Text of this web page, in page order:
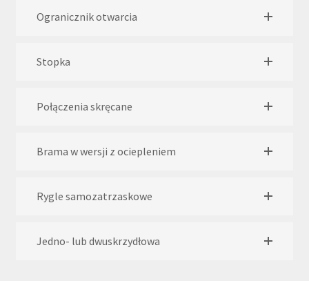
Ogranicznik otwarcia
Stopka
Połączenia skręcane
Brama w wersji z ociepleniem
Rygle samozatrzaskowe
Jedno- lub dwuskrzydłowa